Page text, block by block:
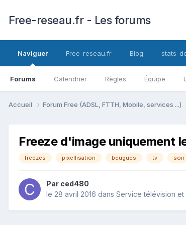
Free-reseau.fr - Les forums
Naviguer
Forums Calendrier Règles Équipe
Free-reseau.fr Blog stats-
Accueil Forum Free (ADSL, FTTH, Mobile, services ...)
Freeze d'image uniquement
freezes pixellisation beugues tv soir
Par ced480
le 28 avril 2016 dans Service télévision et